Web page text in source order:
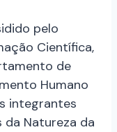
pelo
Científica,
de
Humano
integrantes
Natureza da